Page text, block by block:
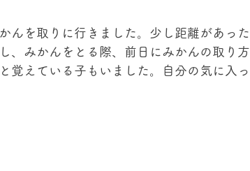
んを取りに行きました。少し距離があった
、みかんをとる際、前日にみかんの取り方
覚えている子もいました。自分の気に入っ